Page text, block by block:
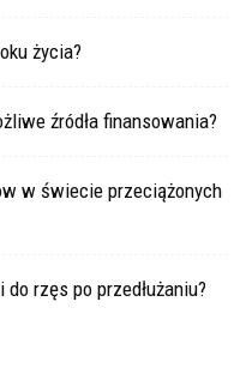
życia?
źródła finansowania?
w świecie przeciążonych
rzęs po przedłużaniu?